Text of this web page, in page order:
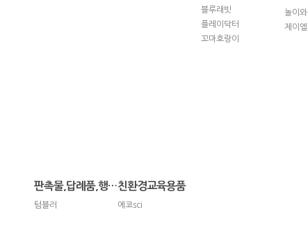
블루래빗
플레이닥터
꼬마호랑이
놀이
제이엘
판촉물,답례품,행사용품
텀블러
친환경교육용품
에코sci